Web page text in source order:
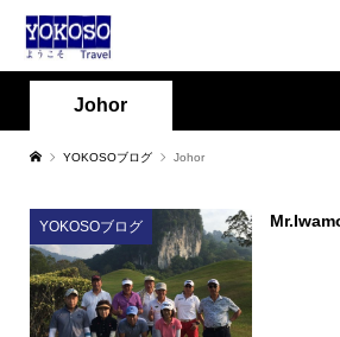
Johor
YOKOSOブログ Johor
YOKOSOブログ